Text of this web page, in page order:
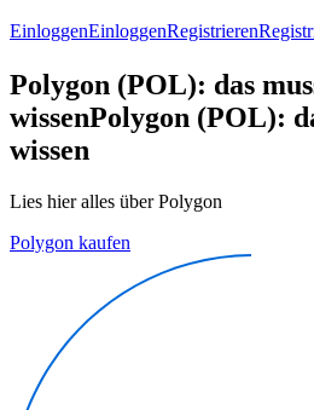
EinloggenEinloggenRegistrieren
Polygon (POL): das
wissenPolygon (POL):
wissen
Lies hier alles über Polygon
Polygon kaufen